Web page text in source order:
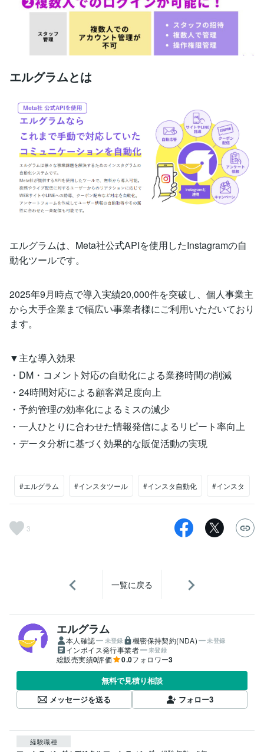
エルグラムとは
エルグラムは、Meta社公式APIを使用したInstagramの自
動化ツールです。
2025年9月時点で導入実績20,000件を突破し、個人事業主
から大手企業まで幅広い事業者様にご利用いただいており
ます。
▼主な導入効果
・DM・コメント対応の自動化による業務時間の削減
・24時間対応による顧客満足度向上
・予約管理の効率化によるミスの減少
・一人ひとりに合わせた情報発信によるリピート率向上
・データ分析に基づく効果的な販促活動の実現
#エルグラム #インスタツール #インスタ自動化 #インスタ
3
一覧に戻る
エルグラム
本人確認 未登録 機密保持契約(NDA) 未登録
インボイス発行事業者 未登録
総販売実績0評価 0.0フォロワー3
無料で見積り相談
メッセージを送る
フォロー3
経験職種